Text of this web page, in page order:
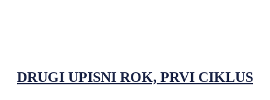
DRUGI UPISNI ROK, PRVI CIKLUS